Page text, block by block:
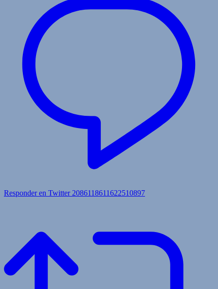
Responder en Twitter 2086118611622510897